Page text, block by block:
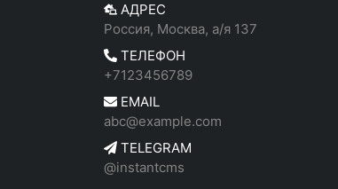
АДРЕС
Россия, Москва, а/я 137
ТЕЛЕФОН
+7123456789
EMAIL
abc@example.com
TELEGRAM
@instantcms